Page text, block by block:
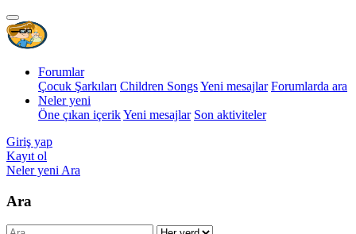
Forumlar
Çocuk Şarkıları Children SongsYeni mesajlar Forumlarda ara
Neler yeni
Öne çıkan içerikYeni mesajlar Son aktiviteler
Giriş yap
Kayıt ol
Neler yeni Ara
Ara